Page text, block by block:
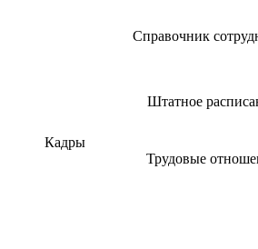
Кадры
Справочник
Штатное
Трудовые